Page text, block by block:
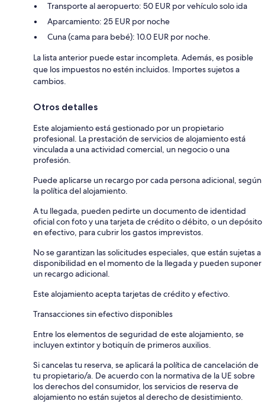
Transporte al aeropuerto: 50 EUR por vehículo solo ida
Aparcamiento: 25 EUR por noche
Cuna (cama para bebé): 10.0 EUR por noche.
La lista anterior puede estar incompleta. Además, es posible
que los impuestos no estén incluidos. Importes sujetos a
cambios.
Otros detalles
Este alojamiento está gestionado por un propietario
profesional. La prestación de servicios de alojamiento está
vinculada a una actividad comercial, un negocio o una
profesión.
Puede aplicarse un recargo por cada persona adicional, según
la política del alojamiento.
A tu llegada, pueden pedirte un documento de identidad
oficial con foto y una tarjeta de crédito o débito, o un depósito
en efectivo, para cubrir los gastos imprevistos.
No se garantizan las solicitudes especiales, que están sujetas a
disponibilidad en el momento de la llegada y pueden suponer
un recargo adicional.
Este alojamiento acepta tarjetas de crédito y efectivo.
Transacciones sin efectivo disponibles
Entre los elementos de seguridad de este alojamiento, se
incluyen extintor y botiquín de primeros auxilios.
Si cancelas tu reserva, se aplicará la política de cancelación de
tu propietario/a. De acuerdo con la normativa de la UE sobre
los derechos del consumidor, los servicios de reserva de
alojamiento no están sujetos al derecho de desistimiento.